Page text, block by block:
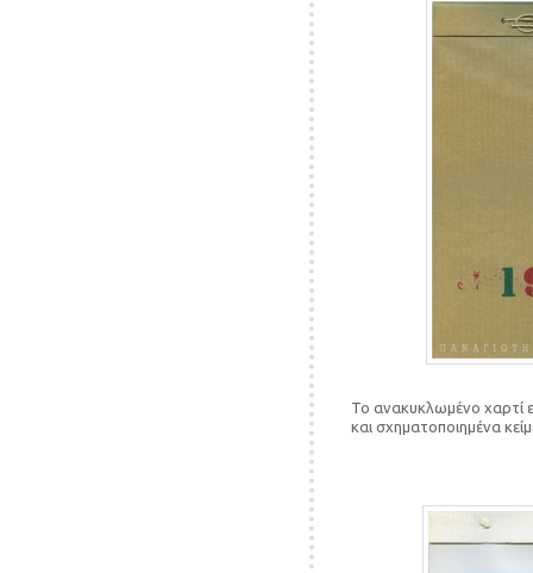
Το ανακυκλωμένο χαρτί
και σχηματοποιημένα